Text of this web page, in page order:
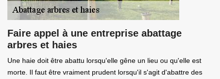
Faire appel à une entreprise abattage
arbres et haies
Une haie doit être abattu lorsqu'elle gêne un lieu ou qu'elle est
morte. Il faut être vraiment prudent lorsqu'il s'agit d'abattre des